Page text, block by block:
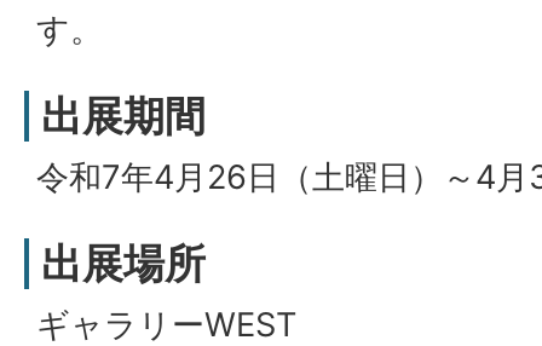
す。
出展期間
令和7年4月26日（土曜日）～4月
出展場所
ギャラリーWEST